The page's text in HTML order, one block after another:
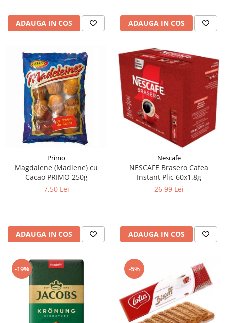
ADAUGA IN COS ADAUGA IN COS
Primo
Magdalene (Madlene) cu
Cacao PRIMO 250g
7,50 Lei
ADAUGA IN COS
Nescafe
NESCAFE Brasero Cafea
Instant Plic 60x1.8g
26,99 Lei
ADAUGA IN COS
-19% -5%